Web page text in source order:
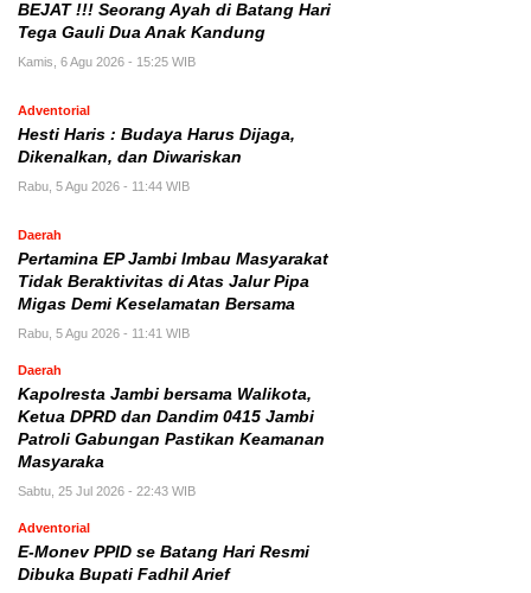
BEJAT !!! Seorang Ayah di Batang Hari
Tega Gauli Dua Anak Kandung
Kamis, 6 Agu 2026 - 15:25 WIB
Adventorial
Hesti Haris : Budaya Harus Dijaga,
Dikenalkan, dan Diwariskan
Rabu, 5 Agu 2026 - 11:44 WIB
Daerah
Pertamina EP Jambi Imbau Masyarakat
Tidak Beraktivitas di Atas Jalur Pipa
Migas Demi Keselamatan Bersama
Rabu, 5 Agu 2026 - 11:41 WIB
Daerah
Kapolresta Jambi bersama Walikota,
Ketua DPRD dan Dandim 0415 Jambi
Patroli Gabungan Pastikan Keamanan
Masyaraka
Sabtu, 25 Jul 2026 - 22:43 WIB
Adventorial
E-Monev PPID se Batang Hari Resmi
Dibuka Bupati Fadhil Arief